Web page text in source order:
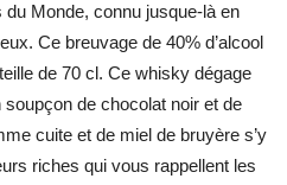
Monde, connu jusque-là en
Ce breuvage de 40% d’alcool
de 70 cl. Ce whisky dégage
de chocolat noir et de
cuite et de miel de bruyère s’y
riches qui vous rappellent les